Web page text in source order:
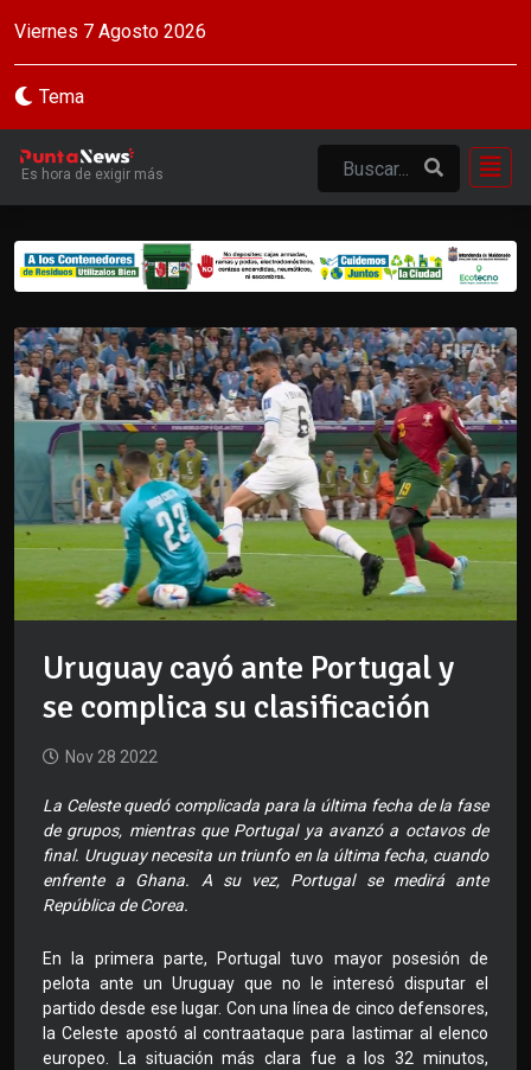
Viernes 7 Agosto 2026
Tema
Es hora de exigir más
Uruguay cayó ante Portugal y
se complica su clasificación
Nov 28 2022
La Celeste quedó complicada para la última fecha de la fase
de grupos, mientras que Portugal ya avanzó a octavos de
final. Uruguay necesita un triunfo en la última fecha, cuando
enfrente a Ghana. A su vez, Portugal se medirá ante
República de Corea.
En la primera parte, Portugal tuvo mayor posesión de
pelota ante un Uruguay que no le interesó disputar el
partido desde ese lugar. Con una línea de cinco defensores,
la Celeste apostó al contraataque para lastimar al elenco
europeo. La situación más clara fue a los 32 minutos,